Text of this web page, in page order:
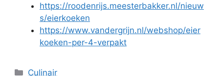
https://roodenrijs.meesterbakker.nl/nieuw
s/eierkoeken
https://www.vandergrijn.nl/webshop/eier
koeken-per-4-verpakt
Categorieën
Culinair